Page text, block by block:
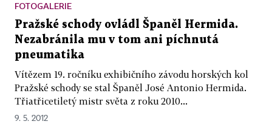
FOTOGALERIE
Pražské schody ovládl Španěl Hermida.
Nezabránila mu v tom ani píchnutá
pneumatika
Vítězem 19. ročníku exhibičního závodu horských kol
Pražské schody se stal Španěl José Antonio Hermida.
Třiatřicetiletý mistr světa z roku 2010...
9. 5. 2012